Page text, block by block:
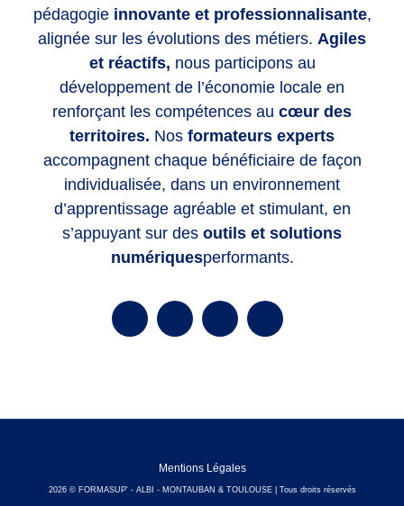
pédagogie innovante et professionnalisante,
alignée sur les évolutions des métiers. Agiles
et réactifs, nous participons au
développement de l’économie locale en
renforçant les compétences au cœur des
territoires. Nos formateurs experts
accompagnent chaque bénéficiaire de façon
individualisée, dans un environnement
d’apprentissage agréable et stimulant, en
s’appuyant sur des outils et solutions
numériquesperformants.
2026 © FORMASUP' - ALBI - MONTAUBAN & TOULOUSE | Tous droits réservés
Mentions Légales